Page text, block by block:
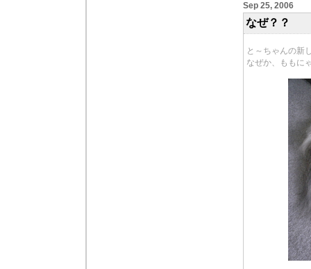
Sep 25, 2006
なぜ？？
と～ちゃんの新
なぜか、ももに